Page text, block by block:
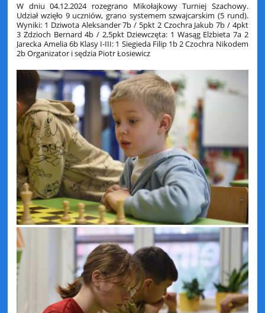
W dniu 04.12.2024 rozegrano Mikołajkowy Turniej Szachowy.
Udział wzięło 9 uczniów, grano systemem szwajcarskim (5 rund).
Wyniki: 1 Dziwota Aleksander 7b / 5pkt 2 Czochra Jakub 7b / 4pkt
3 Zdzioch Bernard 4b / 2,5pkt Dziewczęta: 1 Wasąg Elżbieta 7a 2
Jarecka Amelia 6b Klasy I-III: 1 Siegieda Filip 1b 2 Czochra Nikodem
2b Organizator i sędzia Piotr Łosiewicz